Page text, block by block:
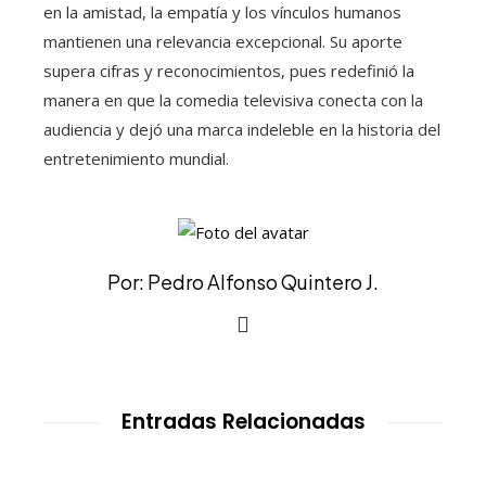
en la amistad, la empatía y los vínculos humanos
mantienen una relevancia excepcional. Su aporte
supera cifras y reconocimientos, pues redefinió la
manera en que la comedia televisiva conecta con la
audiencia y dejó una marca indeleble en la historia del
entretenimiento mundial.
Por: Pedro Alfonso Quintero J.
Entradas Relacionadas